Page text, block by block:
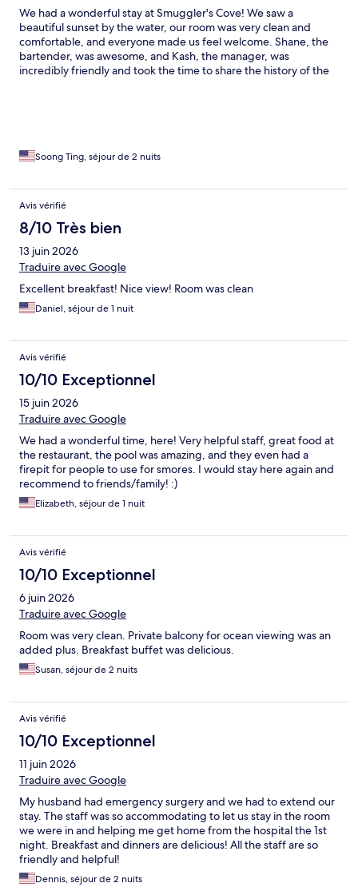
We had a wonderful stay at Smuggler's Cove! We saw a
beautiful sunset by the water, our room was very clean and
comfortable, and everyone made us feel welcome. Shane, the
bartender, was awesome, and Kash, the manager, was
incredibly friendly and took the time to share the history of the
Soong Ting, séjour de 2 nuits
Avis vérifié
8/10 Très bien
13 juin 2026
Traduire avec Google
Excellent breakfast! Nice view! Room was clean
Daniel, séjour de 1 nuit
Avis vérifié
10/10 Exceptionnel
15 juin 2026
Traduire avec Google
We had a wonderful time, here! Very helpful staff, great food at
the restaurant, the pool was amazing, and they even had a
firepit for people to use for smores. I would stay here again and
recommend to friends/family! :)
Elizabeth, séjour de 1 nuit
Avis vérifié
10/10 Exceptionnel
6 juin 2026
Traduire avec Google
Room was very clean. Private balcony for ocean viewing was an
added plus. Breakfast buffet was delicious.
Susan, séjour de 2 nuits
Avis vérifié
10/10 Exceptionnel
11 juin 2026
Traduire avec Google
My husband had emergency surgery and we had to extend our
stay. The staff was so accommodating to let us stay in the room
we were in and helping me get home from the hospital the 1st
night. Breakfast and dinners are delicious! All the staff are so
friendly and helpful!
Dennis, séjour de 2 nuits